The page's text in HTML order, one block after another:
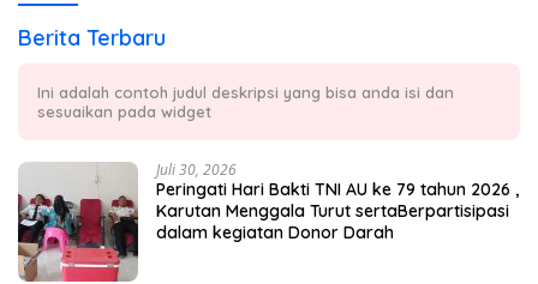
Berita Terbaru
Ini adalah contoh judul deskripsi yang bisa anda isi dan
sesuaikan pada widget
Juli 30, 2026
Peringati Hari Bakti TNI AU ke 79 tahun 2026 ,
Karutan Menggala Turut sertaBerpartisipasi
dalam kegiatan Donor Darah